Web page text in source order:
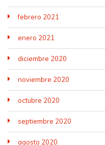
febrero 2021
enero 2021
diciembre 2020
noviembre 2020
octubre 2020
septiembre 2020
agosto 2020